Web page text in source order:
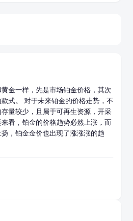
黄金一样，先是市场铂金价格，其次
式。 对于未来铂金的价格走势，不
量较少，且属于可再生资源，开采
看，铂金的价格趋势必然上涨，而
，铂金金价也出现了涨涨涨的趋